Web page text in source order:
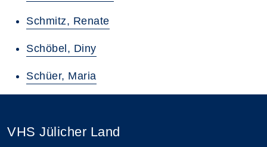
Schmitz, Renate
Schöbel, Diny
Schüer, Maria
VHS Jülicher Land